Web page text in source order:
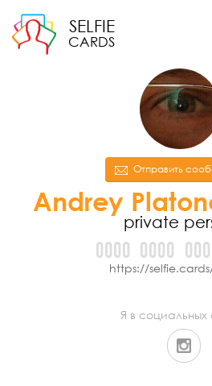
SELFIE
CARDS
Отправить
Andrey
private
0000 0000 000
https://
Я в социальных